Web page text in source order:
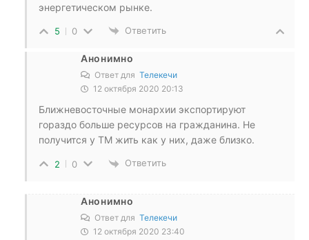
энергетическом рынке.
5 0 Ответить
Анонимно
Ответ для Телекечи
12 октября 2020 20:13
Ближневосточные монархии экспортируют
гораздо больше ресурсов на гражданина. Не
получится у ТМ жить как у них, даже близко.
2 0 Ответить
Анонимно
Ответ для Телекечи
12 октября 2020 23:40